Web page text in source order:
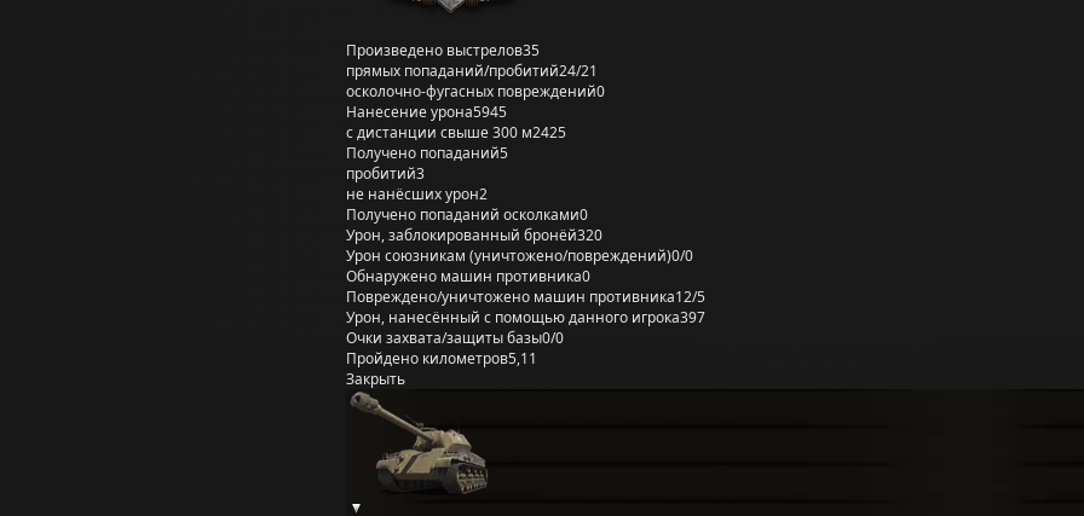
Произведено выстрелов35
прямых попаданий/пробитий24/21
осколочно-фугасных повреждений0
Нанесение урона5945
с дистанции свыше 300 м2425
Получено попаданий5
пробитий3
не нанёсших урон2
Получено попаданий осколками0
Урон, заблокированный бронёй320
Урон союзникам (уничтожено/повреждений)0/0
Обнаружено машин противника0
Повреждено/уничтожено машин противника12/5
Урон, нанесённый с помощью данного игрока397
Очки захвата/защиты базы0/0
Пройдено километров5,11
Закрыть